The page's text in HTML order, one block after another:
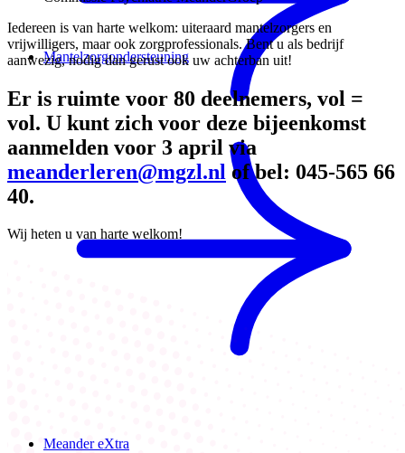
Mantelzorgondersteuning
Meander eXtra
Iedereen is van harte welkom: uiteraard mantelzorgers en
vrijwilligers, maar ook zorgprofessionals. Bent u als bedrijf
aanwezig, nodig dan gerust ook uw achterban uit!
Er is ruimte voor 80 deelnemers, vol =
vol. U kunt zich voor deze bijeenkomst
aanmelden voor 3 april via
meanderleren@mgzl.nl of bel: 045-565 66
40.
Wij heten u van harte welkom!